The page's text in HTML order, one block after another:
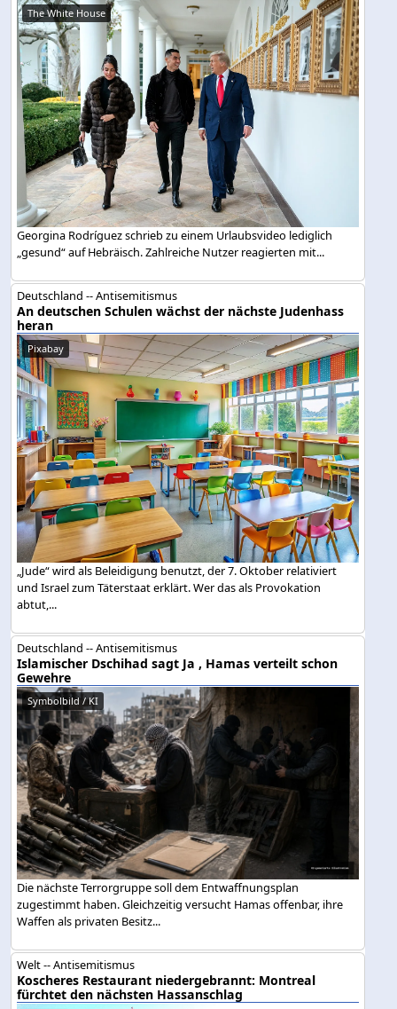
The White House
Georgina Rodríguez schrieb zu einem Urlaubsvideo lediglich
„gesund“ auf Hebräisch. Zahlreiche Nutzer reagierten mit...
Deutschland -- Antisemitismus
An deutschen Schulen wächst der nächste Judenhass
heran
Pixabay
„Jude“ wird als Beleidigung benutzt, der 7. Oktober relativiert
und Israel zum Täterstaat erklärt. Wer das als Provokation
abtut,...
Deutschland -- Antisemitismus
Islamischer Dschihad sagt Ja , Hamas verteilt schon
Gewehre
Symbolbild / KI
Die nächste Terrorgruppe soll dem Entwaffnungsplan
zugestimmt haben. Gleichzeitig versucht Hamas offenbar, ihre
Waffen als privaten Besitz...
Welt -- Antisemitismus
Koscheres Restaurant niedergebrannt: Montreal
fürchtet den nächsten Hassanschlag